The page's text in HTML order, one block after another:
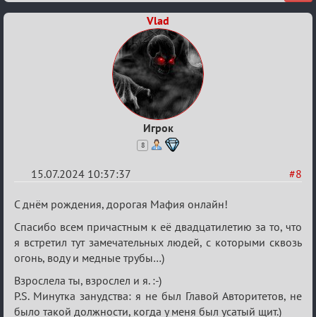
Vlad
Игрок
8
#8
15.07.2024 10:37:37
Re:
С
20ти
летием
С днём рождения, дорогая Мафия онлайн!
Спасибо всем причастным к её двадцатилетию за то, что
я встретил тут замечательных людей, с которыми сквозь
огонь, воду и медные трубы…)
Взрослела ты, взрослел и я. :-)
P.S. Минутка занудства: я не был Главой Авторитетов, не
было такой должности, когда у меня был усатый щит.)